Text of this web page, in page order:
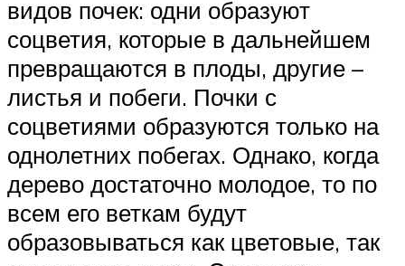
видов почек: одни образуют
соцветия, которые в дальнейшем
превращаются в плоды, другие –
листья и побеги. Почки с
соцветиями образуются только на
однолетних побегах. Однако, когда
дерево достаточно молодое, то по
всем его веткам будут
образовываться как цветовые, так